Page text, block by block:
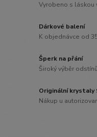
Vyrobeno s láskou
Dárkové balení
K objednávce od
Šperk na přání
Široký výběr
Originální krystaly
Nákup u